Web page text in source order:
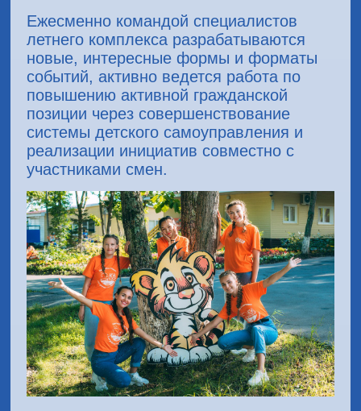
Ежесменно командой специалистов
летнего комплекса разрабатываются
новые, интересные формы и форматы
событий, активно ведется работа по
повышению активной гражданской
позиции через совершенствование
системы детского самоуправления и
реализации инициатив совместно с
участниками смен.